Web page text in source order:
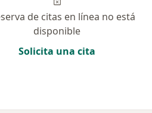
de citas en línea no está
disponible
Solicita una cita